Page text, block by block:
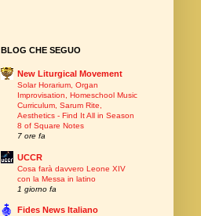
BLOG CHE SEGUO
New Liturgical Movement
Solar Horarium, Organ
Improvisation, Homeschool Music
Curriculum, Sarum Rite,
Aesthetics - Find It All in Season
8 of Square Notes
7 ore fa
UCCR
Cosa farà davvero Leone XIV
con la Messa in latino
1 giorno fa
Fides News Italiano